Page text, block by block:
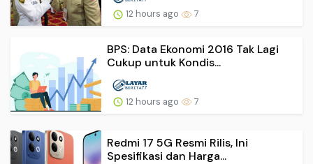
12 hours ago 7
BPS: Data Ekonomi 2016 Tak Lagi
Cukup untuk Kondis...
12 hours ago 7
Redmi 17 5G Resmi Rilis, Ini
Spesifikasi dan Harga...